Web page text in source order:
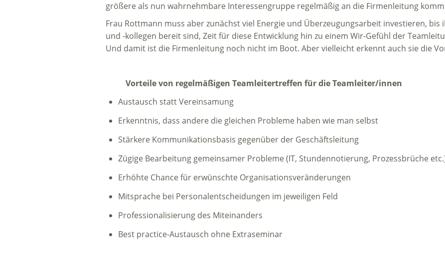
größere als nun wahrnehmbare Interessengruppe regelmäßig an die Firmenleitung
Frau Rottmann muss aber zunächst viel Energie und Überzeugungsarbeit investieren, bis
und -kollegen bereit sind, Zeit für diese Entwicklung hin zu einem Wir-Gefühl der
Und damit ist die Firmenleitung noch nicht im Boot. Aber vielleicht erkennt auch sie die
Vorteile von regelmäßigen Teamleitertreffen für die Teamleiter/innen
Austausch statt Vereinsamung
Erkenntnis, dass andere die gleichen Probleme haben wie man selbst
Stärkere Kommunikationsbasis gegenüber der Geschäftsleitung
Zügige Bearbeitung gemeinsamer Probleme (IT, Stundennotierung, Prozessbrüche
Erhöhte Chance für erwünschte Organisationsveränderungen
Mitsprache bei Personalentscheidungen im jeweiligen Feld
Professionalisierung des Miteinanders
Best practice-Austausch ohne Extraseminar